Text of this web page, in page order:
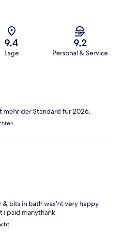
9,4
Lage
9,2
Personal & Service
mehr der Standard für 2026.
& bits in bath was'nt very happy
i paid manythank